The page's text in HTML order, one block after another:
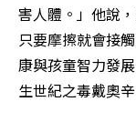
害人體。」他說
只要摩擦就會接
康與孩童智力發
生世紀之毒戴奧辛